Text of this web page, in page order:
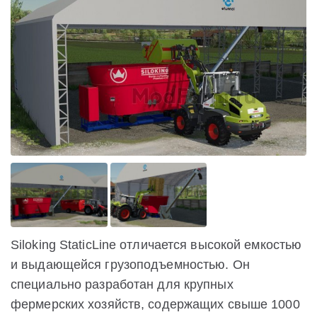
Siloking StaticLine отличается высокой емкостью
и выдающейся грузоподъемностью. Он
специально разработан для крупных
фермерских хозяйств, содержащих свыше 1000